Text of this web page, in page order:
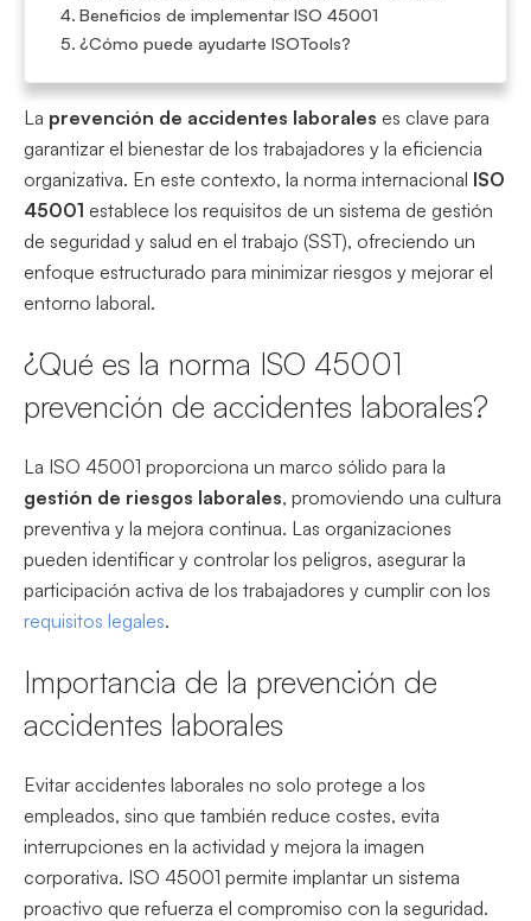
Beneficios de implementar ISO 45001
¿Cómo puede ayudarte ISOTools?
La prevención de accidentes laborales es clave para
garantizar el bienestar de los trabajadores y la eficiencia
organizativa. En este contexto, la norma internacional ISO
45001 establece los requisitos de un sistema de gestión
de seguridad y salud en el trabajo (SST), ofreciendo un
enfoque estructurado para minimizar riesgos y mejorar el
entorno laboral.
¿Qué es la norma ISO 45001
prevención de accidentes laborales?
La ISO 45001 proporciona un marco sólido para la
gestión de riesgos laborales, promoviendo una cultura
preventiva y la mejora continua. Las organizaciones
pueden identificar y controlar los peligros, asegurar la
participación activa de los trabajadores y cumplir con los
requisitos legales.
Importancia de la prevención de
accidentes laborales
Evitar accidentes laborales no solo protege a los
empleados, sino que también reduce costes, evita
interrupciones en la actividad y mejora la imagen
corporativa. ISO 45001 permite implantar un sistema
proactivo que refuerza el compromiso con la seguridad.